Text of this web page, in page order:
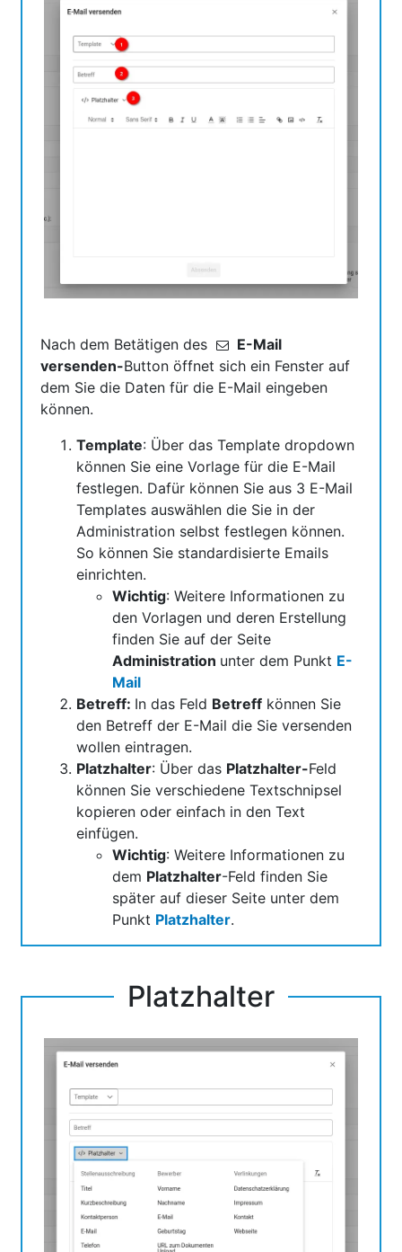
Nach dem Betätigen des
E-Mail
versenden-Button öffnet sich ein Fenster auf
dem Sie die Daten für die E-Mail eingeben
können.
Template: Über das Template dropdown
können Sie eine Vorlage für die E-Mail
festlegen. Dafür können Sie aus 3 E-Mail
Templates auswählen die Sie in der
Administration selbst festlegen können.
So können Sie standardisierte Emails
einrichten.
Wichtig: Weitere Informationen zu
den Vorlagen und deren Erstellung
finden Sie auf der Seite
Administration unter dem Punkt E-
Mail
Betreff: In das Feld Betreff können Sie
den Betreff der E-Mail die Sie versenden
wollen eintragen.
Platzhalter: Über das Platzhalter-Feld
können Sie verschiedene Textschnipsel
kopieren oder einfach in den Text
einfügen.
Wichtig: Weitere Informationen zu
dem Platzhalter-Feld finden Sie
später auf dieser Seite unter dem
Punkt Platzhalter.
Platzhalter